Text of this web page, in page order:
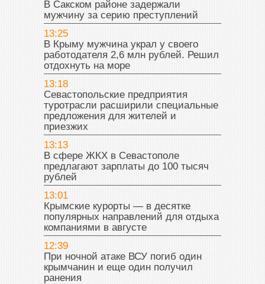
В Сакском районе задержали
мужчину за серию преступлений
13:25
В Крыму мужчина украл у своего
работодателя 2,6 млн рублей. Решил
отдохнуть на море
13:18
Севастопольские предприятия
туротрасли расширили специальные
предложения для жителей и
приезжих
13:13
В сфере ЖКХ в Севастополе
предлагают зарплаты до 100 тысяч
рублей
13:01
Крымские курорты — в десятке
популярных направлений для отдыха
компаниями в августе
12:39
При ночной атаке ВСУ погиб один
крымчанин и еще один получил
ранения